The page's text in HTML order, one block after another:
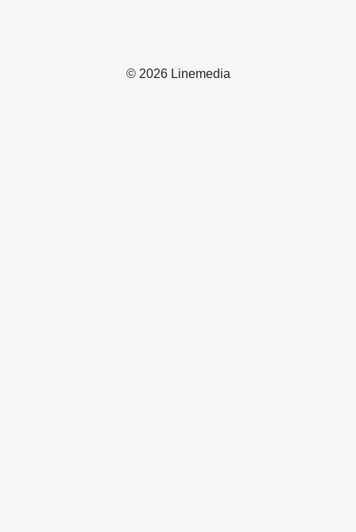
© 2026 Linemedia